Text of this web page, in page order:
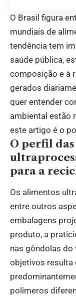
O Brasil figura
mundiais de
tendência tem
saúde pública,
composição e à
gerados
quer entender
ambiental estão
este artigo é o
O perfil
para a
Os alimentos
entre outros
embalagens
produto, a
nas gôndolas do
objetivos resulta
polímeros